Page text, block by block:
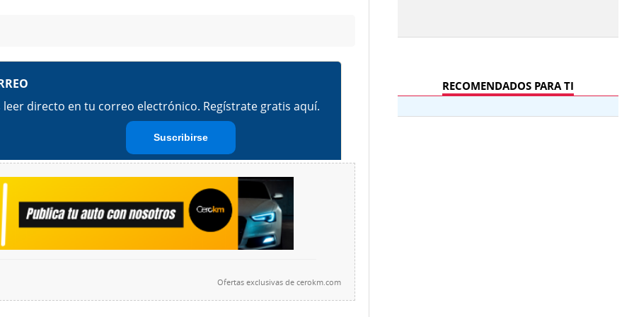
Ofertas exclusivas decerokm.com
RECOMENDADOS PARA TI